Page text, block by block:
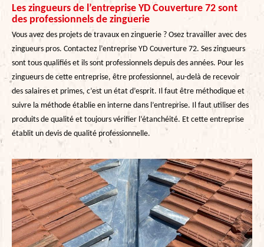
Les zingueurs de l’entreprise YD Couverture 72 sont
des professionnels de zinguerie
Vous avez des projets de travaux en zinguerie ? Osez travailler avec des
zingueurs pros. Contactez l’entreprise YD Couverture 72. Ses zingueurs
sont tous qualifiés et ils sont professionnels depuis des années. Pour les
zingueurs de cette entreprise, être professionnel, au-delà de recevoir
des salaires et primes, c’est un état d’esprit. Il faut être méthodique et
suivre la méthode établie en interne dans l’entreprise. Il faut utiliser des
produits de qualité et toujours vérifier l’étanchéité. Et cette entreprise
établit un devis de qualité professionnelle.